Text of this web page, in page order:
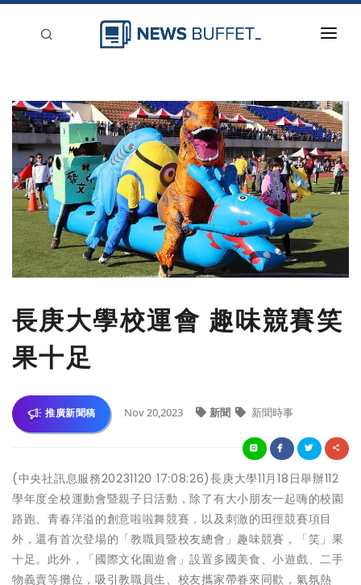
新聞稿分類
登入
刊登
長庚大學校運會 趣味競賽笑
果十足
推廣新聞稿 Nov 20,2023 新聞 新聞時事
(中央社訊息服務20231120 17:08:26)長庚大學11月18日舉辦112
學年度全校運動會暨親子日活動，除了有大小朋友一起嗨的校園
路跑、青春洋溢的創意啦啦舞競賽，以及刺激的田徑競賽項目
外，還有首次登場的「教職員暨校友總會」趣味競賽，「笑」果
十足。此外，「國際文化園遊會」設置多國美食、小遊戲、二手
物義賣等攤位，吸引教職員生、校友攜家帶眷來同歡，氣氛熱